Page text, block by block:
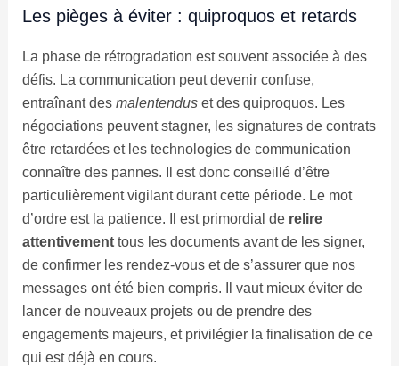
Les pièges à éviter : quiproquos et retards
La phase de rétrogradation est souvent associée à des
défis. La communication peut devenir confuse,
entraînant des malentenduset des quiproquos. Les
négociations peuvent stagner, les signatures de contrats
être retardées et les technologies de communication
connaître des pannes. Il est donc conseillé d’être
particulièrement vigilant durant cette période. Le mot
d’ordre est la patience. Il est primordial de relire
attentivementtous les documents avant de les signer,
de confirmer les rendez-vous et de s’assurer que nos
messages ont été bien compris. Il vaut mieux éviter de
lancer de nouveaux projets ou de prendre des
engagements majeurs, et privilégier la finalisation de ce
qui est déjà en cours.